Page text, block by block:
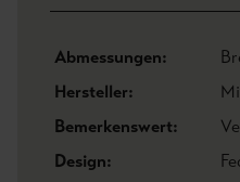
Abmessungen:
Hersteller:
Bemerkenswert:
Design: